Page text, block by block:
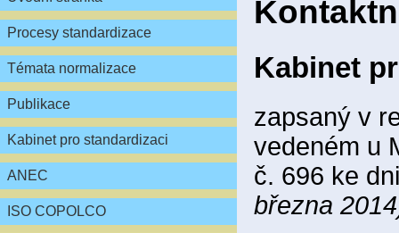
Procesy standardizace
Témata normalizace
Publikace
Kabinet pro standardizaci
ANEC
ISO COPOLCO
Kabinet
zapsaný v
vedeném u
č. 696 ke
března